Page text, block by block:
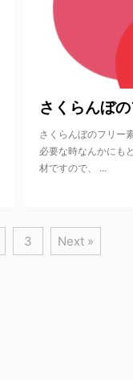
さくらんぼ
さくらんぼのフリー
必要な時なんかにも
材ですので、 ...
3 Next »